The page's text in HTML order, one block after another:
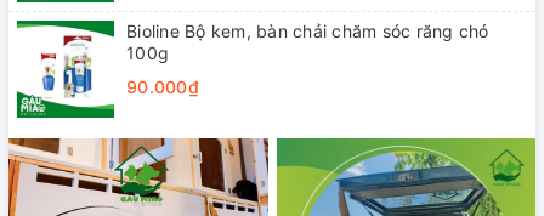
Bioline Bộ kem, bàn chải chăm sóc răng chó
100g
90.000₫